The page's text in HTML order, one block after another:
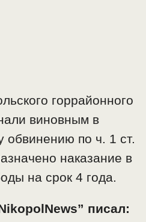
горрайонного
виновным в
обвинению по ч. 1 ст.
наказание в
на срок 4 года.
писал: